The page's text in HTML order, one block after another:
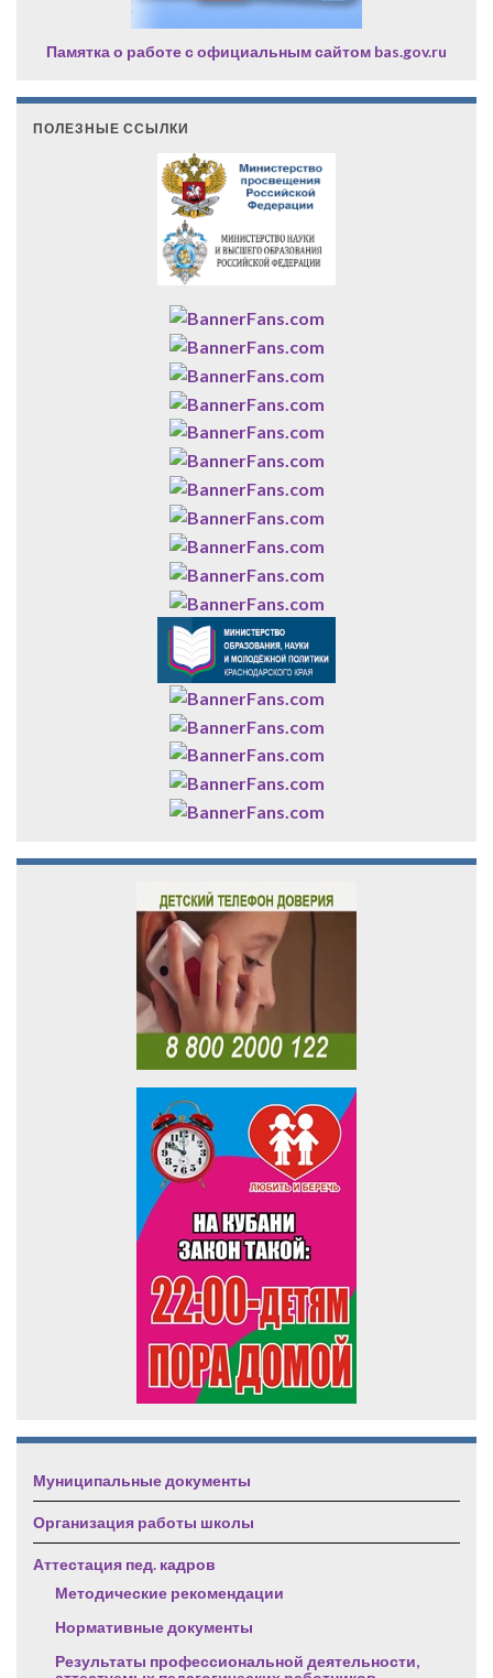
Памятка о работе с официальным сайтом bas.gov.ru
ПОЛЕЗНЫЕ ССЫЛКИ
Муниципальные документы
Организация работы школы
Аттестация пед. кадров
Методические рекомендации
Нормативные документы
Результаты профессиональной деятельности,